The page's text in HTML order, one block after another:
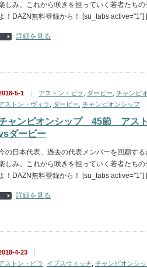
しみ。これから咲きを担っていく若者たち
！DAZN無料登録から！ [su_tabs
詳細を見る
5-1 アストン・ビラ ダービー チャンピ
ストン・ヴィラ
ダービー チャンピオンシップ
ャンピオンシップ 45節 アス
ダービー
の日本代表、過去の代表メンバーを回顧す
しみ。これから咲きを担っていく若者たち
！DAZN無料登録から！ [su_tabs
詳細を見る
4-23
ストン・ビラ
イプスウィッチ チャンピオンシ